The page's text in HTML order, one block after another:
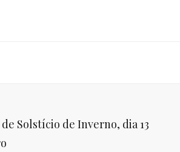
Solstício de Inverno, dia 13